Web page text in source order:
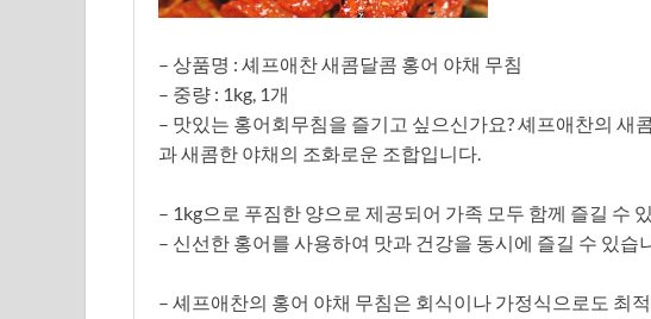
– 상품명 : 셰프애찬 새콤달콤 홍어 야채 무침
– 중량 : 1kg, 1개
– 맛있는 홍어회무침을 즐기고 싶으신가요? 셰프애찬의 새
과 새콤한 야채의 조화로운 조합입니다.
– 1kg으로 푸짐한 양으로 제공되어 가족 모두 함께 즐길 수
– 신선한 홍어를 사용하여 맛과 건강을 동시에 즐길 수 있습
– 셰프애찬의 홍어 야채 무침은 회식이나 가정식으로도 최